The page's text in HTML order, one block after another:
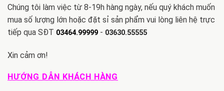
Chúng tôi làm việc từ 8-19h hàng ngày, nếu quý khách muốn
mua số lượng lớn hoặc đặt sỉ sản phẩm vui lòng liên hệ trực
tiếp qua SĐT 03464.99999 - 03630.55555
Xin cảm ơn!
HƯỚNG DẪN KHÁCH HÀNG